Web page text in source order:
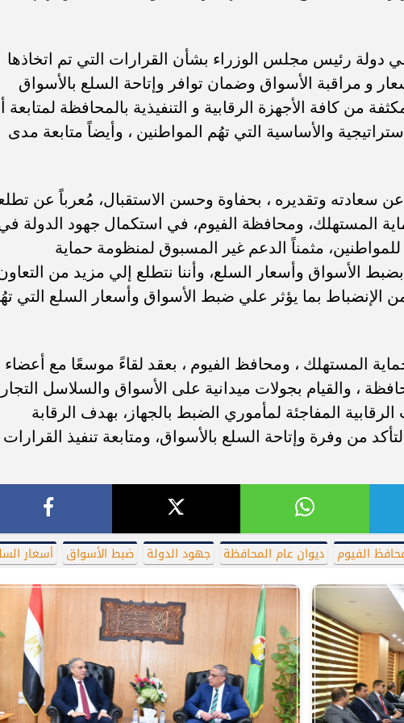
الفيوم ديوان عام المحافظة جهود الدولة ضبط الأسواق أسعار
الأخبار اقتصاد تحقيقات حوادث